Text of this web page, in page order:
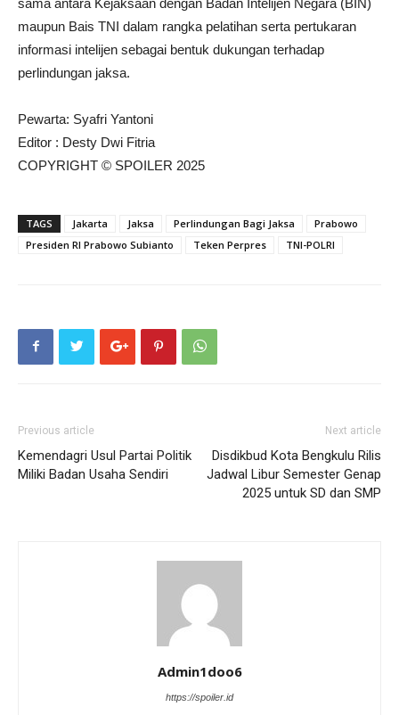
maupun Bais TNI dalam rangka pelatihan serta pertukaran
informasi intelijen sebagai bentuk dukungan terhadap
perlindungan jaksa.
Pewarta: Syafri Yantoni
Editor : Desty Dwi Fitria
COPYRIGHT © SPOILER 2025
TAGS Jakarta Jaksa Perlindungan Bagi Jaksa
Prabowo
Presiden RI Prabowo Subianto
Teken Perpres TNI-POLRI
Previous article
Kemendagri Usul Partai Politik
Miliki Badan Usaha Sendiri
Next article
Disdikbud Kota Bengkulu Rilis
Jadwal Libur Semester Genap
2025 untuk SD dan SMP
Admin1doo6
https://spoiler.id